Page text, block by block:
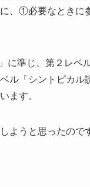
、①必要なときに
に準じ、第２レ
ル「シントピカ
ます。
ようと思ったの